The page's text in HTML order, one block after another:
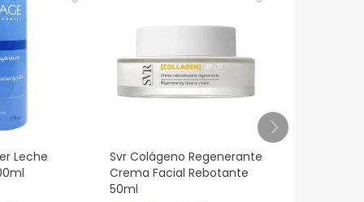
Leche
Svr Colágeno Regenerante
Crema Facial Rebotante
50ml